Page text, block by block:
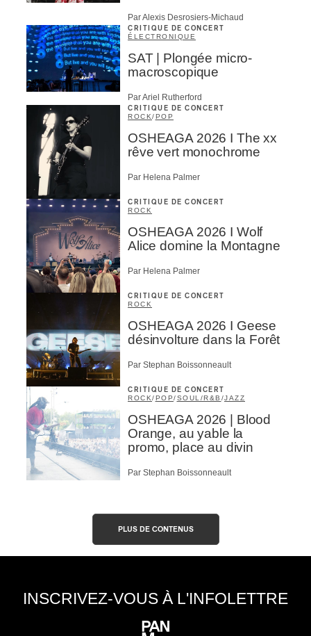
Par Alexis Desrosiers-Michaud
CRITIQUE DE CONCERT
ÉLECTRONIQUE
SAT | Plongée micro-
macroscopique
Par Ariel Rutherford
CRITIQUE DE CONCERT
ROCK/POP
OSHEAGA 2026 I The xx
rêve vert monochrome
Par Helena Palmer
CRITIQUE DE CONCERT
ROCK
OSHEAGA 2026 I Wolf
Alice domine la Montagne
Par Helena Palmer
CRITIQUE DE CONCERT
ROCK
OSHEAGA 2026 I Geese
désinvolture dans la Forêt
Par Stephan Boissonneault
CRITIQUE DE CONCERT
ROCK/POP/SOUL/R&B /JAZZ
OSHEAGA 2026 | Blood
Orange, au yable la
promo, place au divin
Par Stephan Boissonneault
PLUS DE CONTENUS
INSCRIVEZ-VOUS À L'INFOLETTRE